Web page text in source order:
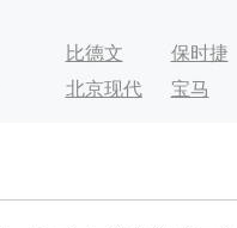
比德文 保时捷
北京现代 宝马